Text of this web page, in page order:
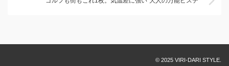
© 2025 VIRI-DARI STYLE.